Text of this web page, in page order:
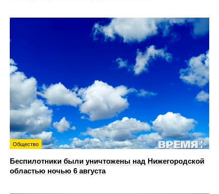
Общество
Беспилотники были уничтожены над Нижегородской
областью ночью 6 августа